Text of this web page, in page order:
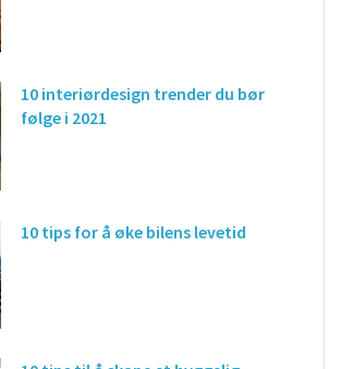
10 interiørdesign trender du bør
følge i 2021
10 tips for å øke bilens levetid